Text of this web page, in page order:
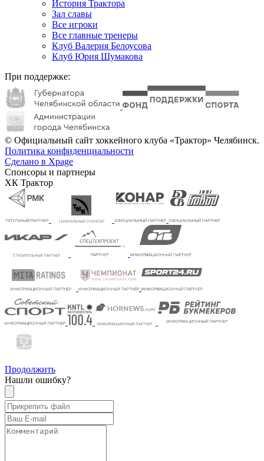
История Трактора
Зал славы
Все игроки
Все главные тренеры
Клуб Валерия Белоусова
Клуб Юрия Шумакова
При поддержке:
© Официальный сайт хоккейного клуба «Трактор» Челябинск.
Политика конфиденциальности
Сделано в Xpage
Спонсоры и партнеры
ХК Трактор
Продолжить
Нашли ошибку?